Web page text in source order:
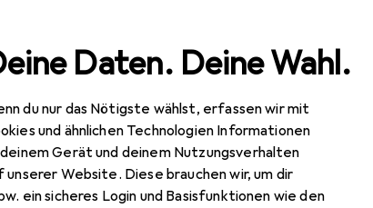
Daten. Deine Wahl.
du nur das Nötigste wählst, erfassen wir mit
und ähnlichen Technologien Informationen
Gerät und deinem Nutzungsverhalten
unserer Website. Diese brauchen wir, um dir
ein sicheres Login und Basisfunktionen wie den
Gesamtsortiment IT + Multimedia Audio